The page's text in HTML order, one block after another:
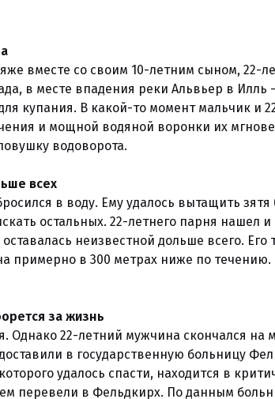
вместе со своим 10-летним сыном, 22-
в месте впадения реки Альвьер в Илль
купания. В какой-то момент мальчик и
и мощной водяной воронки их
водоворота.
всех
в воду. Ему удалось вытащить зятя
остальных. 22-летнего парня нашел
неизвестной дольше всего. Его
в 300 метрах ниже по течению.
за жизнь
22-летний мужчина скончался на
в государственную больницу
удалось спасти, находится в
перевели в Фельдкирх. По данным